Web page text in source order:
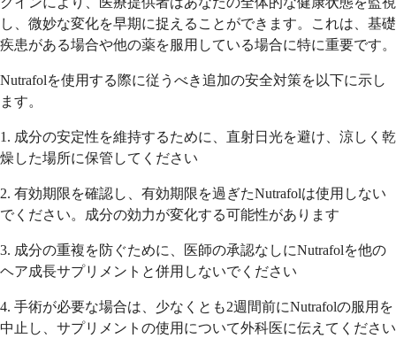
し、微妙な変化を早期に捉えることができます。これは、基礎
疾患がある場合や他の薬を服用している場合に特に重要です。
Nutrafolを使用する際に従うべき追加の安全対策を以下に示し
ます。
1. 成分の安定性を維持するために、直射日光を避け、涼しく乾
燥した場所に保管してください
2. 有効期限を確認し、有効期限を過ぎたNutrafolは使用しない
でください。成分の効力が変化する可能性があります
3. 成分の重複を防ぐために、医師の承認なしにNutrafolを他の
ヘア成長サプリメントと併用しないでください
4. 手術が必要な場合は、少なくとも2週間前にNutrafolの服用を
中止し、サプリメントの使用について外科医に伝えてください